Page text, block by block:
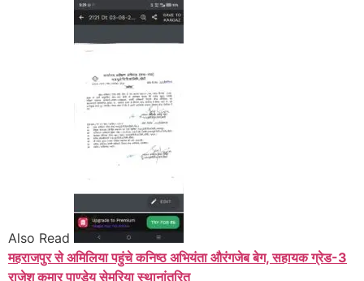
Also Read
महराजपुर से अमिलिया पहुंचे कनिष्ठ अभियंता औरंगजेब बेग, सहायक ग्रेड-3
राजेश कुमार पाण्डेय सेमरिया स्थानांतरित